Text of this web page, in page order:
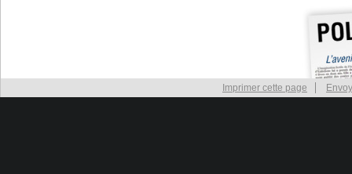
Imprimer cette page